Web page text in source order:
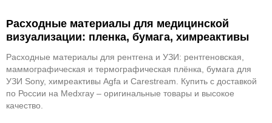
Расходные материалы для медицинской
визуализации: пленка, бумага, химреактивы
Расходные материалы для рентгена и УЗИ: рентгеновская,
маммографическая и термографическая плёнка, бумага для
УЗИ Sony, химреактивы Agfa и Carestream. Купить с доставкой
по России на Medxray – оригинальные товары и высокое
качество.